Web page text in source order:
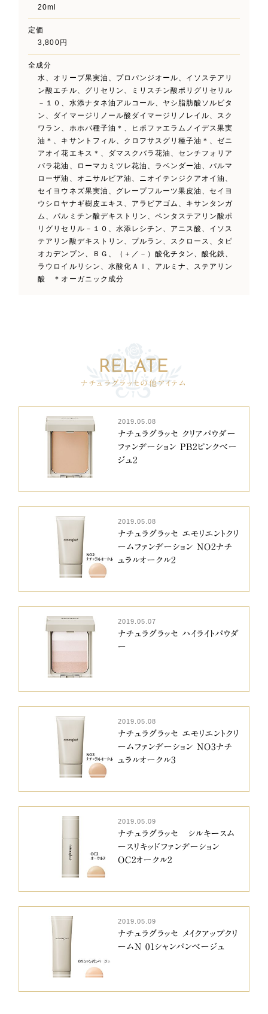
20ml
定価
3,800円
全成分
水、オリーブ果実油、プロパンジオール、イソステアリ
ン酸エチル、グリセリン、ミリスチン酸ポリグリセリル
－１０、水添ナタネ油アルコール、ヤシ脂肪酸ソルビタ
ン、ダイマージリノール酸ダイマージリノレイル、スク
ワラン、ホホバ種子油＊、ヒポファエラムノイデス果実
油＊、キサントフィル、クロフサスグリ種子油＊、ゼニ
アオイ花エキス＊、ダマスクバラ花油、センチフォリア
バラ花油、ローマカミツレ花油、ラベンダー油、パルマ
ローザ油、オニサルビア油、ニオイテンジクアオイ油、
セイヨウネズ果実油、グレープフルーツ果皮油、セイヨ
ウシロヤナギ樹皮エキス、アラビアゴム、キサンタンガ
ム、パルミチン酸デキストリン、ペンタステアリン酸ポ
リグリセリル－１０、水添レシチン、アニス酸、イソス
テアリン酸デキストリン、プルラン、スクロース、タピ
オカデンプン、ＢＧ、（＋／－）酸化チタン、酸化鉄、
ラウロイルリシン、水酸化Ａｌ、アルミナ、ステアリン
酸 ＊オーガニック成分
ナチュラグラッセの他アイテム
2019.05.08
ナチュラグラッセ クリアパウダー
ファンデーション PB2ピンクベー
ジュ2
2019.05.08
ナチュラグラッセ エモリエントクリ
ームファンデーション NO2ナチ
ュラルオークル2
2019.05.07
ナチュラグラッセ ハイライトパウダ
ー
2019.05.08
ナチュラグラッセ エモリエントクリ
ームファンデーション NO3ナチ
ュラルオークル3
2019.05.09
ナチュラグラッセ シルキースム
ースリキッドファンデーション
OC2オークル2
2019.05.09
ナチュラグラッセ メイクアップクリ
ームN 01シャンパンベージュ